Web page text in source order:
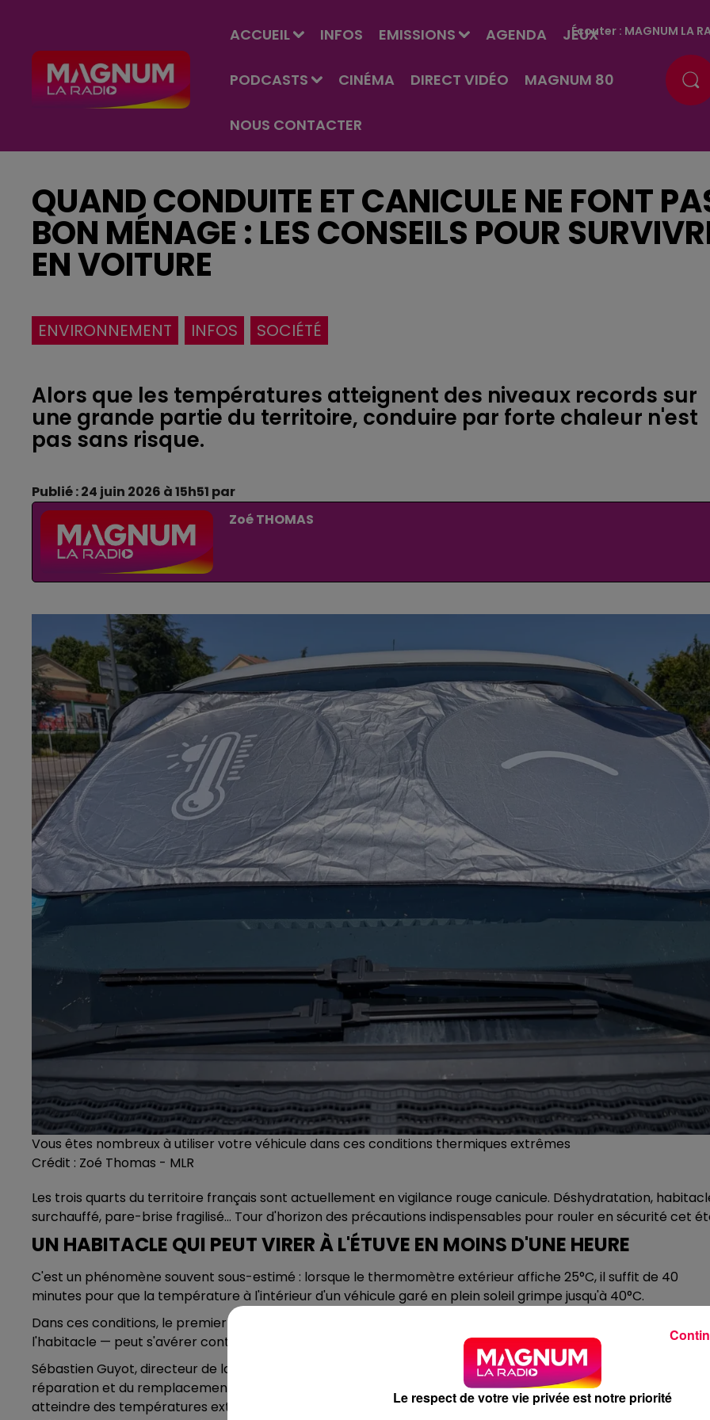
ACCUEIL INFOS EMISSIONS AGENDA JEUX
PODCASTS CINÉMA DIRECT VIDÉO MAGNUM 80
NOUS CONTACTER
Écouter : MAGNUM LA
QUAND CONDUITE ET CANICULE NE FONT
BON MÉNAGE : LES CONSEILS POUR
EN VOITURE
ENVIRONNEMENT INFOS SOCIÉTÉ
Alors que les températures atteignent des niveaux records sur
une grande partie du territoire, conduire par forte chaleur n'est
pas sans risque.
Publié : 24 juin 2026 à 15h51 par
Zoé THOMAS
Vous êtes nombreux à utiliser votre véhicule dans ces conditions thermiques extrêmes
Crédit : Zoé Thomas - MLR
Les trois quarts du territoire français sont actuellement en vigilance rouge canicule. Déshydratation,
surchauffé, pare-brise fragilisé… Tour d'horizon des précautions indispensables pour rouler en sécurité cet
UN HABITACLE QUI PEUT VIRER À L'ÉTUVE EN MOINS D'UNE HEURE
C'est un phénomène souvent sous-estimé : lorsque le thermomètre extérieur affiche 25°C, il suffit de 40
minutes pour que la température à l'intérieur d'un véhicule garé en plein soleil grimpe jusqu'à 40°C.
Dans ces conditions, le premier réflexe — allumer la climatisation à pleine puissance dès qu'on monte dans
l'habitacle — peut s'avérer contre-productif, voire dangereux pour le véhicule.
Sébastien Guyot, directeur de la communication et du train marketing chez Carglass, spécialiste de la
réparation et du remplacement de pare-brise, met en garde : « Le pare-brise, laissé en plein soleil, peut
atteindre des températures extrêmement élevées. Si on envoie brutalement de l'air très froid sur ce vitrage
Le respect de votre vie privée est notre priorité